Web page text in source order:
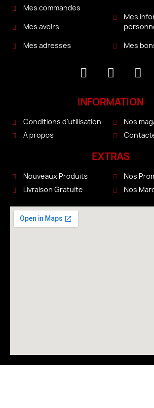
Mes commandes
Mes avoirs
Mes adresses
Mes
Mes
INFORMATION
Conditions d'utilisation
A propos
Nos
EXTRAS
Nouveaux Produits
Livraison Gratuite
Nos
Nos